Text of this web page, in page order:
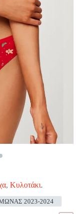
, Κυλοτάκι.
2023-2024